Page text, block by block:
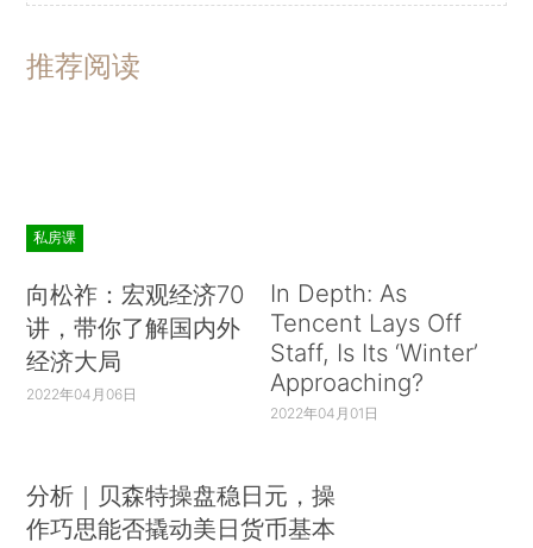
推荐阅读
私房课
向松祚：宏观经济70
讲，带你了解国内外
经济大局
2022年04月06日
In Depth: As
Tencent Lays Off
Staff, Is Its ‘Winter’
Approaching?
2022年04月01日
分析｜贝森特操盘稳日元，操
作巧思能否撬动美日货币基本